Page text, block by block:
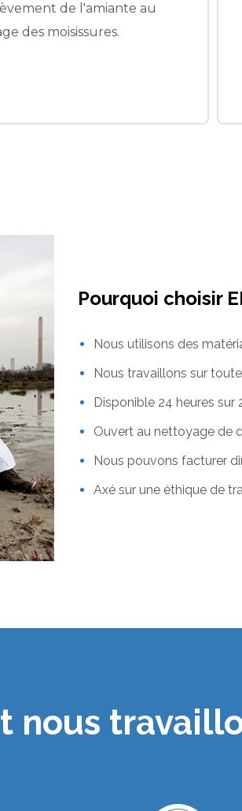
au maximum les frais.
Pourquoi choisir
Nous utilisons des
Nous travaillons sur
Disponible 24 heures
Ouvert au nettoyage de
Nous pouvons facturer
Axé sur une éthique de
nous